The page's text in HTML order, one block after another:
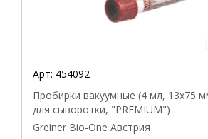
Арт: 454092
Пробирки вакуумные (4 мл, 13х75
для сыворотки, "PREMIUM")
Greiner Bio-One Австрия